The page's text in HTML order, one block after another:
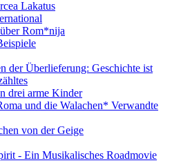
Lakatus
Rom*nija
der Überlieferung: Geschichte ist
drei arme Kinder
und die Walachen* Verwandte
von der Geige
- Ein Musikalisches Roadmovie